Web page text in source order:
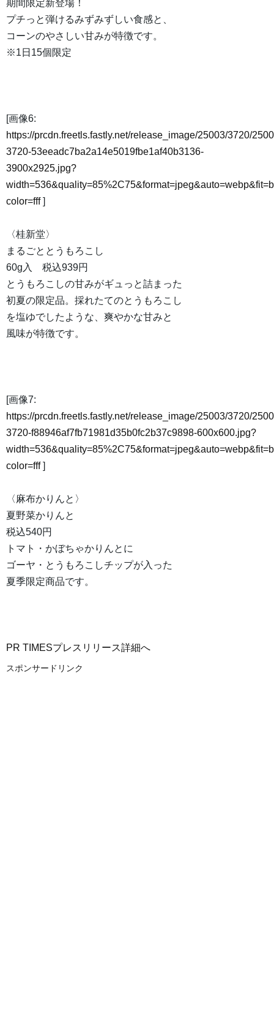
期間限定新登場！
プチっと弾けるみずみずしい食感と、
コーンのやさしい甘みが特徴です。
※1日15個限定
[画像6:
https://prcdn.freetls.fastly.net/release_image/25003/3720/
3720-53eeadc7ba2a14e5019fbe1af40b3136-
3900x2925.jpg?
color=fff]
〈桂新堂〉
まるごととうもろこし
60g入 税込939円
とうもろこしの甘みがギュっと詰まった
初夏の限定品。採れたてのとうもろこし
を塩ゆでしたような、爽やかな甘みと
風味が特徴です。
[画像7:
https://prcdn.freetls.fastly.net/release_image/25003/3720/
3720-f88946af7fb71981d35b0fc2b37c9898-600x600.jpg?
color=fff]
〈麻布かりんと〉
夏野菜かりんと
税込540円
トマト・かぼちゃかりんとに
ゴーヤ・とうもろこしチップが入った
夏季限定商品です。
PR TIMESプレスリリース詳細へ
スポンサードリンク